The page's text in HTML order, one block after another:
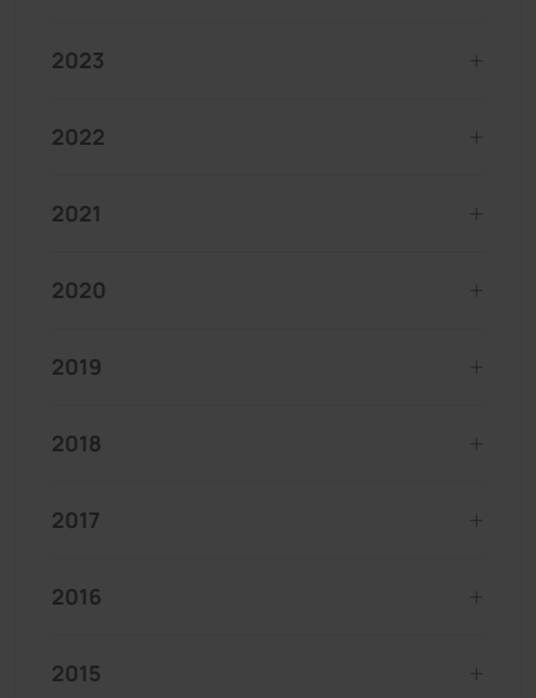
2023
2022
2021
2020
2019
2018
2017
2016
2015